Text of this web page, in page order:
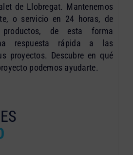
de Llobregat. Mantenemos
o servicio en 24 horas, de
de esta forma
respuesta rápida a las
proyectos. Descubre en qué
podemos ayudarte.